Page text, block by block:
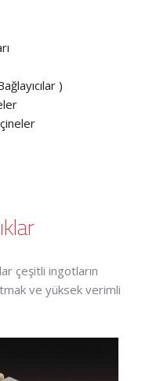
)
çeşitli ingotların
ve yüksek verimli